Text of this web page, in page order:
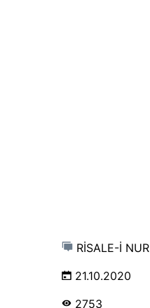
RİSALE-İ NUR
21.10.2020
2753